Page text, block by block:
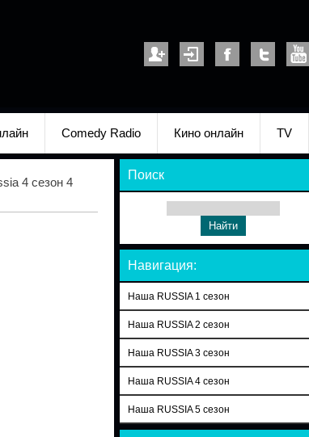
Comedy Radio Кино онлайн TV
4 сезон 4
Поиск
Навигация:
Наша RUSSIA 1 сезон
Наша RUSSIA 2 сезон
Наша RUSSIA 3 сезон
Наша RUSSIA 4 сезон
Наша RUSSIA 5 сезон